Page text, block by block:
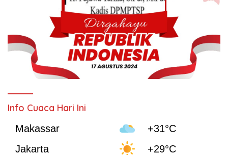
Info Cuaca Hari Ini
Makassar
+31°C
Jakarta
+29°C